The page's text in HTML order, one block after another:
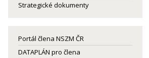
Strategické dokumenty
Portál člena NSZM ČR
DATAPLÁN pro člena